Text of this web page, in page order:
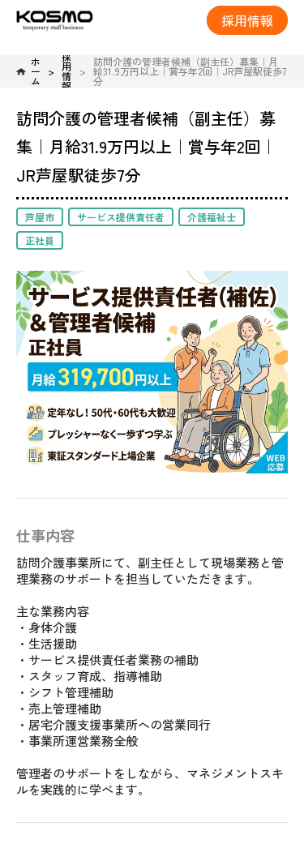
採用情報
ホ
ー
ム
採
用
情
報
訪問介護の管理者候補（副主任）募集｜月
給31.9万円以上｜賞与年2回｜JR芦屋駅徒歩7
分
訪問介護の管理者候補（副主任）募
集｜月給31.9万円以上｜賞与年2回｜
JR芦屋駅徒歩7分
芦屋市 サービス提供責任者
介護福祉士
正社員
仕事内容
訪問介護事業所にて、副主任として現場業務と管
理業務のサポートを担当していただきます。
主な業務内容
・身体介護
・生活援助
・サービス提供責任者業務の補助
・スタッフ育成、指導補助
・シフト管理補助
・売上管理補助
・居宅介護支援事業所への営業同行
・事業所運営業務全般
管理者のサポートをしながら、マネジメントスキ
ルを実践的に学べます。